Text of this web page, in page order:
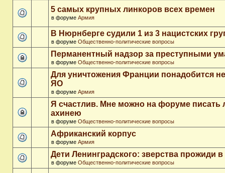
5 самых крупных линкоров всех времен
в форуме Армия
В Нюрнберге судили 1 из 3 нацистских
в форуме Общественно-политические вопросы
Перманентный надзор за преступными
в форуме Общественно-политические вопросы
Для уничтожения Франции понадобится
ЯО
в форуме Армия
Я счастлив. Мне можно на форуме
ахинею
в форуме Общественно-политические вопросы
Африканский корпус
в форуме Армия
Дети Ленинградского: зверства прожиди
в форуме Общественно-политические вопросы